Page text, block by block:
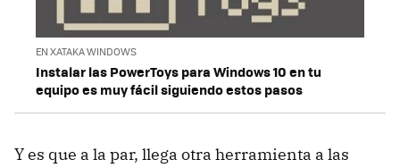
EN XATAKA WINDOWS
Instalar las PowerToys para Windows 10 en tu
equipo es muy fácil siguiendo estos pasos
Y es que a la par, llega otra herramienta a las